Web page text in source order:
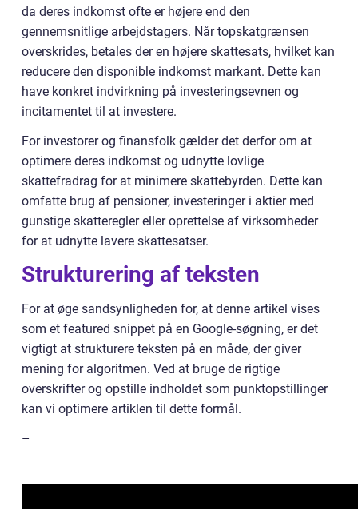
da deres indkomst ofte er højere end den
gennemsnitlige arbejdstagers. Når topskatgrænsen
overskrides, betales der en højere skattesats, hvilket kan
reducere den disponible indkomst markant. Dette kan
have konkret indvirkning på investeringsevnen og
incitamentet til at investere.
For investorer og finansfolk gælder det derfor om at
optimere deres indkomst og udnytte lovlige
skattefradrag for at minimere skattebyrden. Dette kan
omfatte brug af pensioner, investeringer i aktier med
gunstige skatteregler eller oprettelse af virksomheder
for at udnytte lavere skattesatser.
Strukturering af teksten
For at øge sandsynligheden for, at denne artikel vises
som et featured snippet på en Google-søgning, er det
vigtigt at strukturere teksten på en måde, der giver
mening for algoritmen. Ved at bruge de rigtige
overskrifter og opstille indholdet som punktopstillinger
kan vi optimere artiklen til dette formål.
–